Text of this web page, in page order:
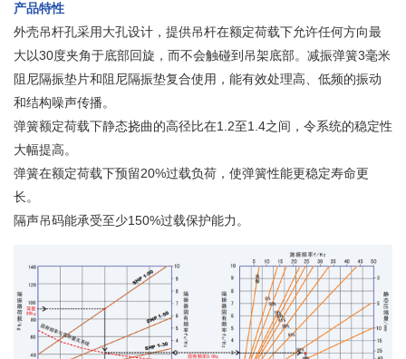
产品特性
外壳吊杆孔采用大孔设计，提供吊杆在额定荷载下允许任何方向最
大以30度夹角于底部回旋，而不会触碰到吊架底部。减振弹簧3毫米
阻尼隔振垫片和阻尼隔振垫复合使用，能有效处理高、低频的振动
和结构噪声传播。
弹簧额定荷载下静态挠曲的高径比在1.2至1.4之间，令系统的稳定性
大幅提高。
弹簧在额定荷载下预留20%过载负荷，使弹簧性能更稳定寿命更
长。
隔声吊码能承受至少150%过载保护能力。